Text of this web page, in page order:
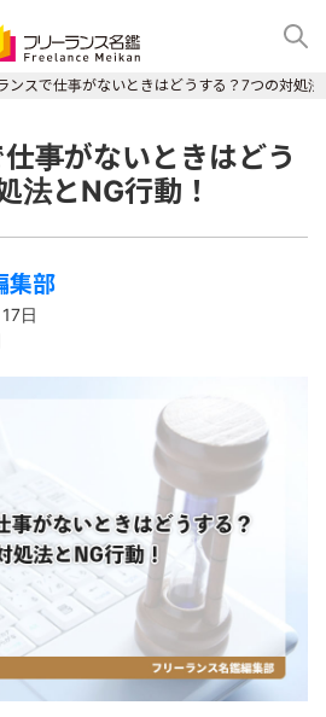
ンスで仕事がないときはどうする？7つの対処
事がないときはどう
法とNG行動！
集部
日